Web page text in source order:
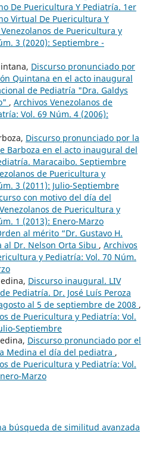
De Puericultura Y Pediatría. 1er
Virtual De Puericultura Y
de Puericultura y
3 (2020): Septiembre -
Discurso pronunciado por
Quintana en el acto inaugural
de Pediatría "Dra. Galdys
, Archivos Venezolanos de
Vol. 69 Núm. 4 (2006):
Discurso pronunciado por la
Barboza en el acto inaugural del
Maracaibo. Septiembre
de Puericultura y
3 (2011): Julio-Septiembre
con motivo del día del
de Puericultura y
1 (2013): Enero-Marzo
al mérito “Dr. Gustavo H.
al Dr. Nelson Orta Sibu , Archivos
y Pediatría: Vol. 70 Núm.
Discurso inaugural. LIV
Pediatría. Dr. José Luís Peroza
al 5 de septiembre de 2008 ,
de Puericultura y Pediatría: Vol.
Septiembre
Discurso pronunciado por el
Medina el día del pediatra ,
de Puericultura y Pediatría: Vol.
Marzo
búsqueda de similitud avanzada